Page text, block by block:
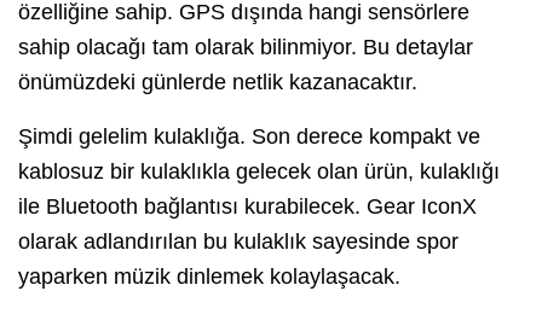
özelliğine sahip. GPS dışında hangi sensörlere
sahip olacağı tam olarak bilinmiyor. Bu detaylar
önümüzdeki günlerde netlik kazanacaktır.
Şimdi gelelim kulaklığa. Son derece kompakt ve
kablosuz bir kulaklıkla gelecek olan ürün, kulaklığı
ile Bluetooth bağlantısı kurabilecek. Gear IconX
olarak adlandırılan bu kulaklık sayesinde spor
yaparken müzik dinlemek kolaylaşacak.